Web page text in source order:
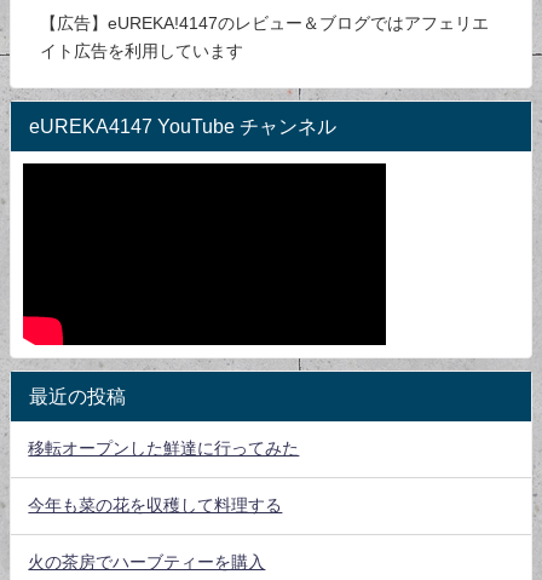
【広告】eUREKA!4147のレビュー＆ブログではアフェリエ
イト広告を利用しています
eUREKA4147 YouTube チャンネル
最近の投稿
移転オープンした鮮達に行ってみた
今年も菜の花を収穫して料理する
火の茶房でハーブティーを購入